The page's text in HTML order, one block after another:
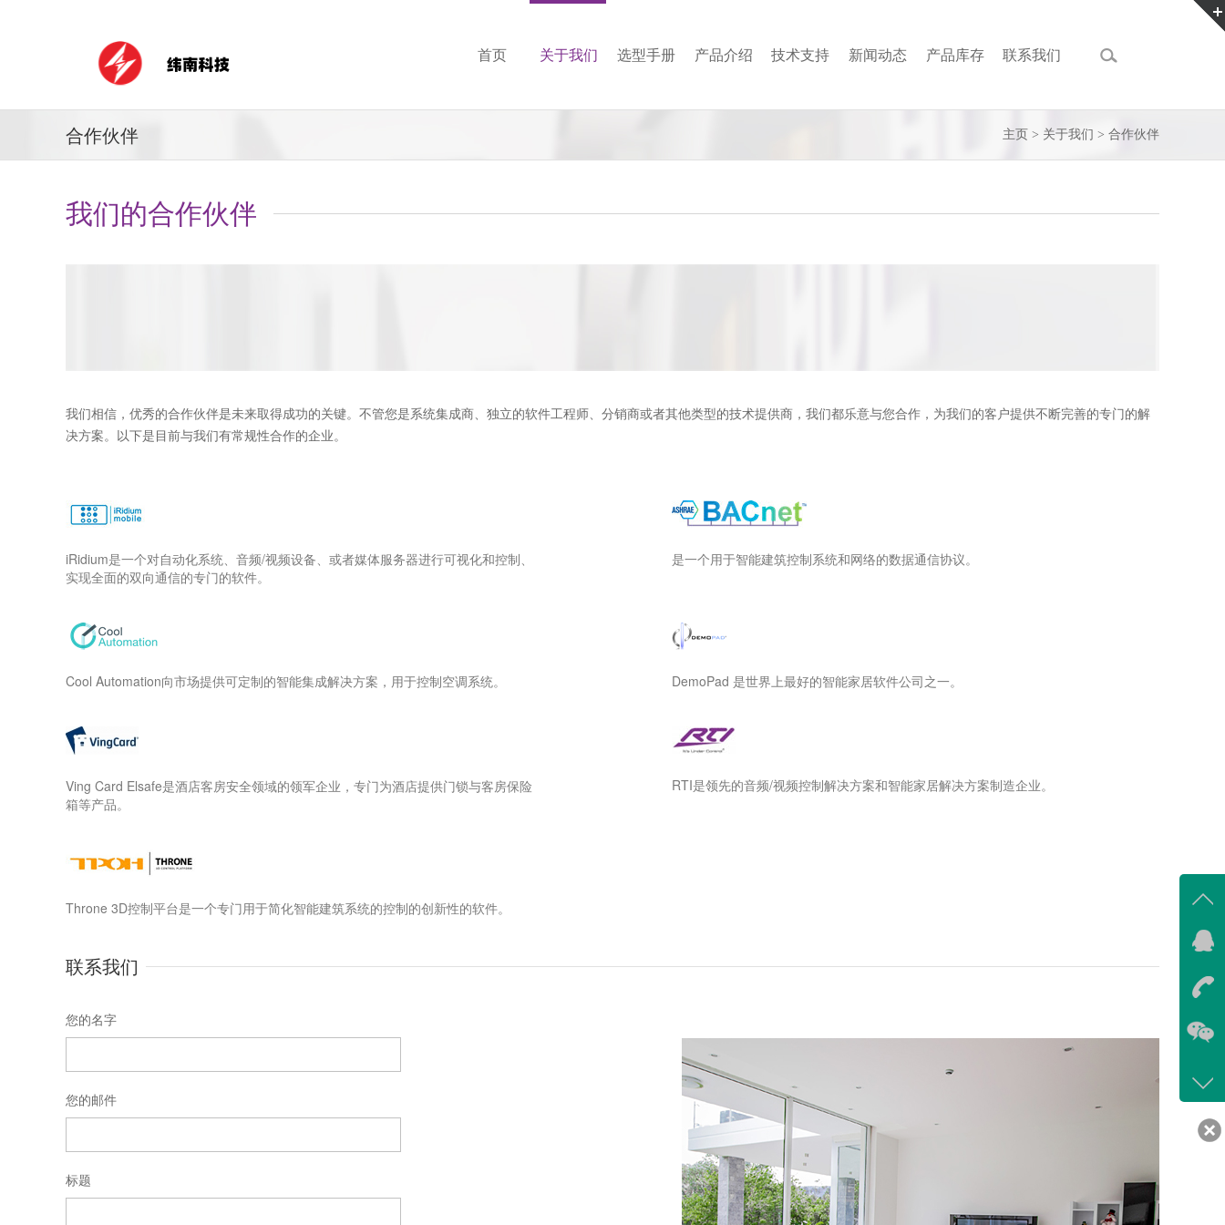
首页 关于我们 选型手册 产品介绍 技术支持 新闻动态 产品库存 联系我们
合作伙伴 主页 > 关于我们 > 合作伙伴
我们的合作伙伴
我们相信，优秀的合作伙伴是未来取得成功的关键。不管您是系统集成商、独立的软件工程师、分销商或者其他类型的技术提供商，我们都乐意与您合作，为我们的客户提供不断完善的专门的解
决方案。以下是目前与我们有常规性合作的企业。
iRidium是一个对自动化系统、音频/视频设备、或者媒体服务器进行可视化和控制、
实现全面的双向通信的专门的软件。
是一个用于智能建筑控制系统和网络的数据通信协议。
Cool Automation向市场提供可定制的智能集成解决方案，用于控制空调系统。 DemoPad 是世界上最好的智能家居软件公司之一。
Ving Card Elsafe是酒店客房安全领域的领军企业，专门为酒店提供门锁与客房保险
箱等产品。
RTI是领先的音频/视频控制解决方案和智能家居解决方案制造企业。
Throne 3D控制平台是一个专门用于简化智能建筑系统的控制的创新性的软件。
联系我们
您的名字
您的邮件
标题
在线
我
咨询
客